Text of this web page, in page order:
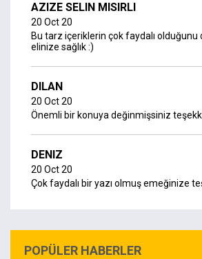
AZIZE SELIN MISIRLI
20 Oct 20
Bu tarz içeriklerin çok faydalı olduğunu
elinize sağlık :)
DILAN
20 Oct 20
Önemli bir konuya değinmişsiniz
DENIZ
20 Oct 20
Çok faydalı bir yazı olmuş emeğinize
POPÜLER HABERLER